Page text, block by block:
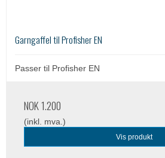
Garngaffel til Profisher EN
Passer til Profisher EN
NOK 1.200
(inkl. mva.)
Vis produkt